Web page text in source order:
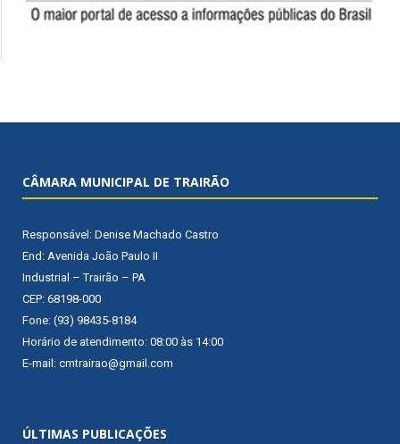
CÂMARA MUNICIPAL DE TRAIRÃO
Responsável: Denise Machado Castro
End: Avenida João Paulo II
Industrial – Trairão – PA
CEP: 68198-000
Fone: (93) 98435-8184
Horário de atendimento: 08:00 às 14:00
E-mail: cmtrairao@gmail.com
ÚLTIMAS PUBLICAÇÕES